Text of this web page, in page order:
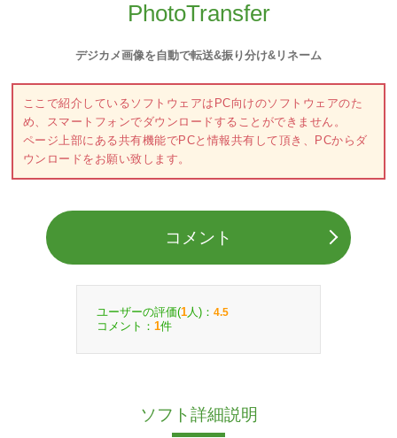
PhotoTransfer
デジカメ画像を自動で転送&振り分け&リネーム
ここで紹介しているソフトウェアはPC向けのソフトウェアのた
め、スマートフォンでダウンロードすることができません。
ページ上部にある共有機能でPCと情報共有して頂き、PCからダ
ウンロードをお願い致します。
コメント
ユーザーの評価(1 人)： 4.5
コメント： 1件
ソフト詳細説明